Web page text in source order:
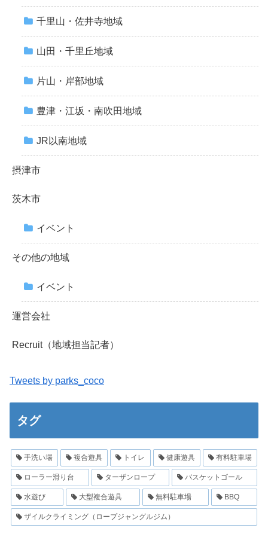
千里山・佐井寺地域
山田・千里丘地域
片山・岸部地域
豊津・江坂・南吹田地域
JR以南地域
摂津市
茨木市
イベント
その他の地域
イベント
運営会社
Recruit（地域担当記者）
Tweets by parks_coco
タグ
手洗い場 複合遊具 トイレ 健康遊具 有料駐車場
ローラー滑り台 ターザンロープ バスケットゴール
水遊び 大型複合遊具 無料駐車場 BBQ
ザイルクライミング（ロープジャングルジム）